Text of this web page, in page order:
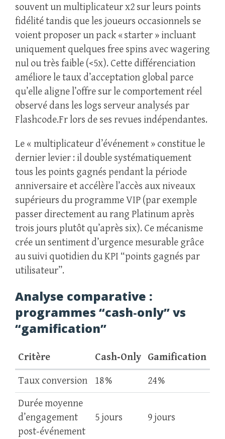
souvent un multiplicateur x2 sur leurs points
fidélité tandis que les joueurs occasionnels se
voient proposer un pack « starter » incluant
uniquement quelques free spins avec wagering
nul ou très faible (<5x). Cette différenciation
améliore le taux d’acceptation global parce
qu’elle aligne l’offre sur le comportement réel
observé dans les logs serveur analysés par
Flashcode.Fr lors de ses revues indépendantes.
Le « multiplicateur d’événement » constitue le
dernier levier : il double systématiquement
tous les points gagnés pendant la période
anniversaire et accélère l’accès aux niveaux
supérieurs du programme VIP (par exemple
passer directement au rang Platinum après
trois jours plutôt qu’après six). Ce mécanisme
crée un sentiment d’urgence mesurable grâce
au suivi quotidien du KPI “points gagnés par
utilisateur”.
Analyse comparative :
programmes “cash‑only” vs
“gamification”
Critère Cash‑Only Gamification
Taux conversion 18 %
24 %
Durée moyenne
d’engagement
post‑événement
5 jours 9 jours